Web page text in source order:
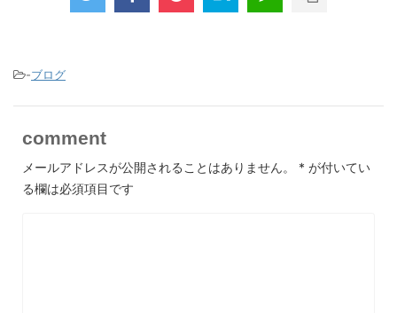
-ブログ
comment
メールアドレスが公開されることはありません。 * が付いてい
る欄は必須項目です